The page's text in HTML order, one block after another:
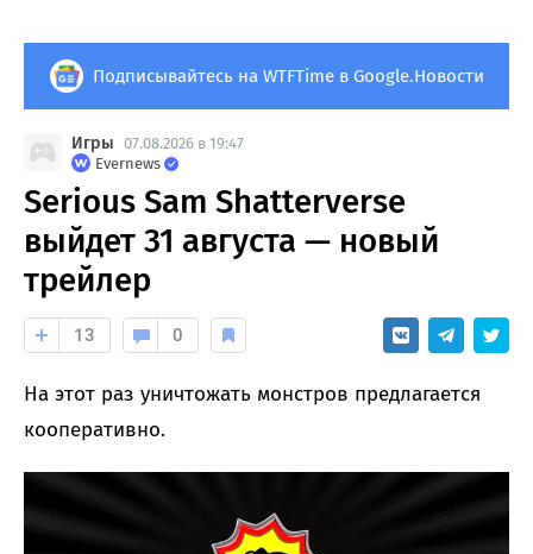
Подписывайтесь на WTFTime в Google.Новости
Игры 07.08.2026 в 19:47
Evernews
Serious Sam Shatterverse
выйдет 31 августа — новый
трейлер
13 0
На этот раз уничтожать монстров предлагается
кооперативно.